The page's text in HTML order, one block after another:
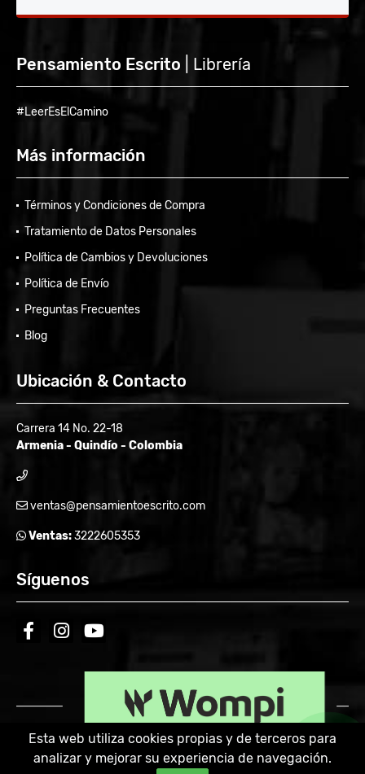
Pensamiento Escrito | Librería
#LeerEsElCamino
Más información
Términos y Condiciones de Compra
Tratamiento de Datos Personales
Política de Cambios y Devoluciones
Política de Envío
Preguntas Frecuentes
Blog
Ubicación & Contacto
Carrera 14 No. 22-18
Armenia - Quindío - Colombia
ventas@pensamientoescrito.com
Ventas:3222605353
Síguenos
facebookinstagramyoutube
Powered by:
Esta web utiliza cookies propias y de terceros para
analizar y mejorar su experiencia de navegación.